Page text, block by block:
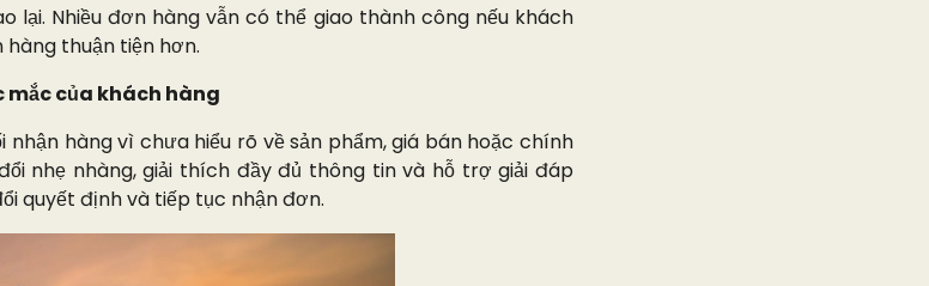
lại. Nhiều đơn hàng vẫn có thể giao thành công nếu khách
thuận tiện hơn.
mắc của khách hàng
hàng vì chưa hiểu rõ về sản phẩm, giá bán hoặc chính
nhẹ nhàng, giải thích đầy đủ thông tin và hỗ trợ giải đáp
quyết định và tiếp tục nhận đơn.